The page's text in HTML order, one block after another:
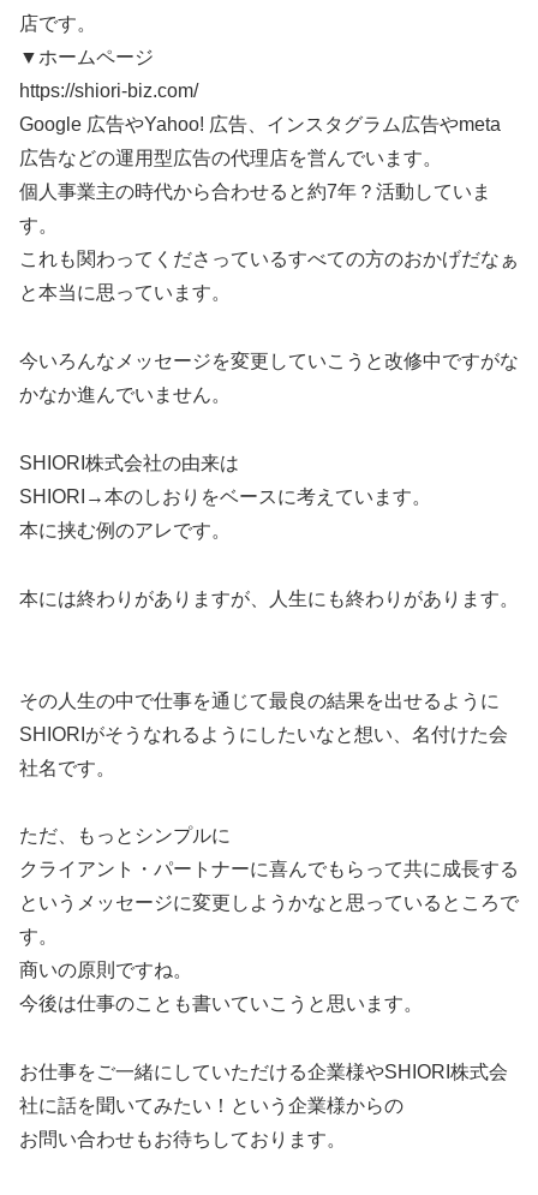
店です。
▼ホームページ
https://shiori-biz.com/
Google 広告やYahoo! 広告、インスタグラム広告やmeta
広告などの運用型広告の代理店を営んでいます。
個人事業主の時代から合わせると約7年？活動していま
す。
これも関わってくださっているすべての方のおかげだなぁ
と本当に思っています。
今いろんなメッセージを変更していこうと改修中ですがな
かなか進んでいません。
SHIORI株式会社の由来は
SHIORI→本のしおりをベースに考えています。
本に挟む例のアレです。
本には終わりがありますが、人生にも終わりがあります。
その人生の中で仕事を通じて最良の結果を出せるように
SHIORIがそうなれるようにしたいなと想い、名付けた会
社名です。
ただ、もっとシンプルに
クライアント・パートナーに喜んでもらって共に成長する
というメッセージに変更しようかなと思っているところで
す。
商いの原則ですね。
今後は仕事のことも書いていこうと思います。
お仕事をご一緒にしていただける企業様やSHIORI株式会
社に話を聞いてみたい！という企業様からの
お問い合わせもお待ちしております。